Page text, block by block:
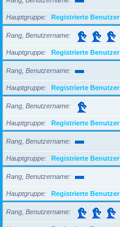
Hauptgruppe Registrierte Benutzer
Rang, Benutzername
Hauptgruppe Registrierte Benutzer
Rang, Benutzername
Hauptgruppe Registrierte Benutzer
Rang, Benutzername
Hauptgruppe Registrierte Benutzer
Rang, Benutzername
Hauptgruppe Registrierte Benutzer
Rang, Benutzername
Hauptgruppe Registrierte Benutzer
Rang, Benutzername